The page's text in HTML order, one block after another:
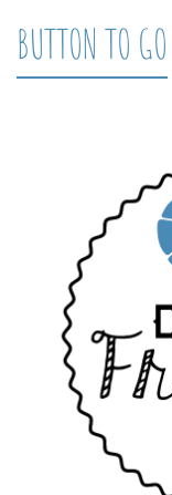
BUTTON TO GO